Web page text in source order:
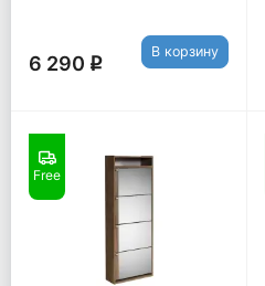
6 290 q
В корзину
Free